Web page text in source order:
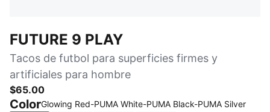
FUTURE 9 PLAY
Tacos de futbol para superficies firmes y
artificiales para hombre
$65.00
ColorGlowing Red-PUMA White-PUMA Black-PUMA Silver